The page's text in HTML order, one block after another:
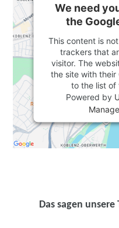
We need
the
This content is
trackers that
visitor. The
the site with their
to the list of
Powered by
Das sagen